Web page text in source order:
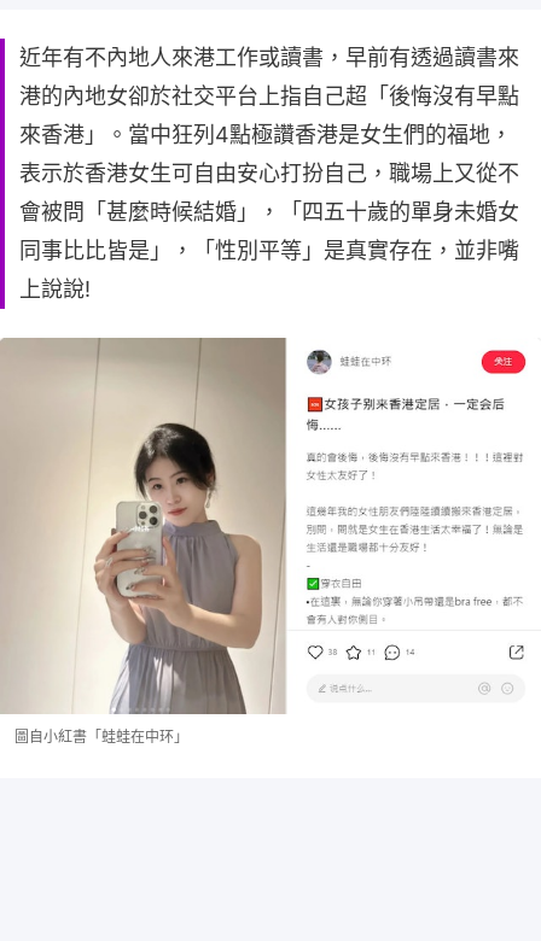
近年有不內地人來港工作或讀書，早前有透過讀書來
港的內地女卻於社交平台上指自己超「後悔沒有早點
來香港」。當中狂列4點極讚香港是女生們的福地，
表示於香港女生可自由安心打扮自己，職場上又從不
會被問「甚麼時候結婚」，「四五十歲的單身未婚女
同事比比皆是」，「性別平等」是真實存在，並非嘴
上說說!
圖自小紅書「蛙蛙在中环」